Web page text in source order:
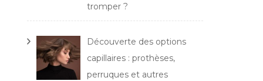
tromper ?
Découverte des options
capillaires : prothèses,
perruques et autres